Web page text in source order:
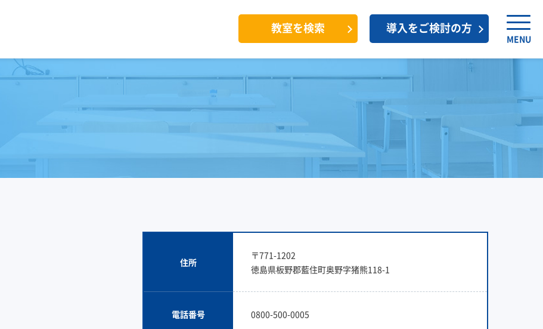
教室を検索 導入をご検討の方
MENU
住所
〒771-1202
徳島県板野郡藍住町奥野字猪熊118-1
電話番号 0800-500-0005